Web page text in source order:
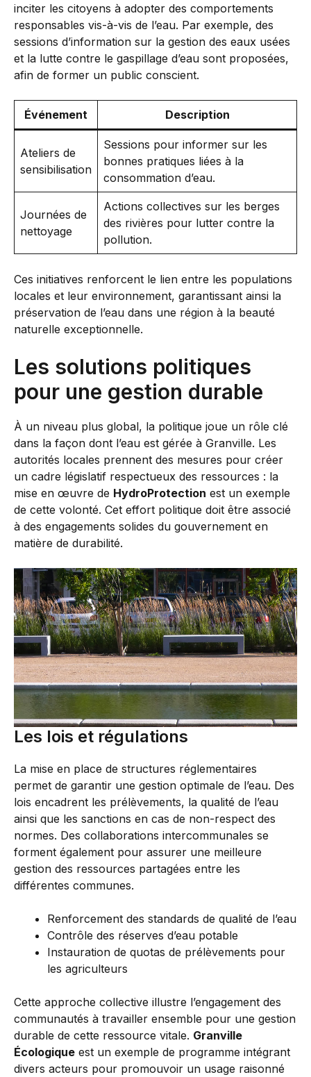
inciter les citoyens à adopter des comportements
responsables vis-à-vis de l’eau. Par exemple, des
sessions d’information sur la gestion des eaux usées
et la lutte contre le gaspillage d’eau sont proposées,
afin de former un public conscient.
Événement Description
Ateliers de
sensibilisation
Sessions pour informer sur les
bonnes pratiques liées à la
consommation d’eau.
Journées de
nettoyage
Actions collectives sur les berges
des rivières pour lutter contre la
pollution.
Ces initiatives renforcent le lien entre les populations
locales et leur environnement, garantissant ainsi la
préservation de l’eau dans une région à la beauté
naturelle exceptionnelle.
Les solutions politiques
pour une gestion durable
À un niveau plus global, la politique joue un rôle clé
dans la façon dont l’eau est gérée à Granville. Les
autorités locales prennent des mesures pour créer
un cadre législatif respectueux des ressources : la
mise en œuvre de HydroProtection est un exemple
de cette volonté. Cet effort politique doit être associé
à des engagements solides du gouvernement en
matière de durabilité.
Les lois et régulations
La mise en place de structures réglementaires
permet de garantir une gestion optimale de l’eau. Des
lois encadrent les prélèvements, la qualité de l’eau
ainsi que les sanctions en cas de non-respect des
normes. Des collaborations intercommunales se
forment également pour assurer une meilleure
gestion des ressources partagées entre les
différentes communes.
Renforcement des standards de qualité de l’eau
Contrôle des réserves d’eau potable
Instauration de quotas de prélèvements pour
les agriculteurs
Cette approche collective illustre l’engagement des
communautés à travailler ensemble pour une gestion
durable de cette ressource vitale. Granville
Écologique est un exemple de programme intégrant
divers acteurs pour promouvoir un usage raisonné